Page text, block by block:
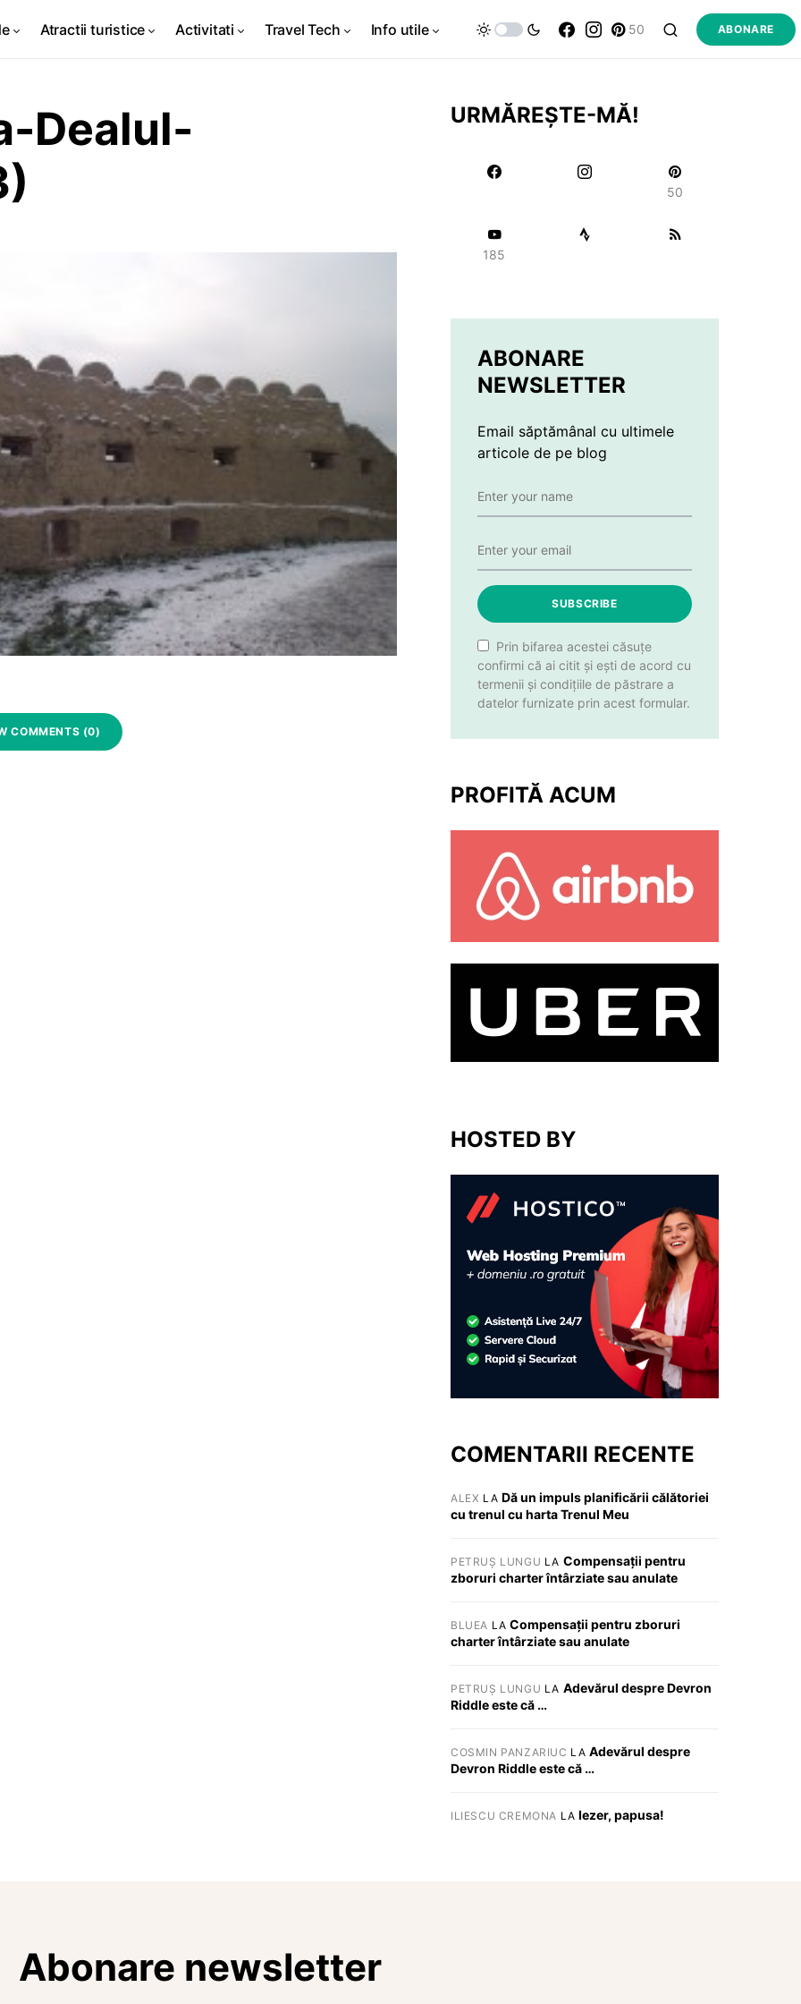
Atractii turistice Activitati Travel Tech Info utile 50 ABONARE
Dealul-
COMMENTS (0)
URMĂREȘTE-MĂ!
50
185
ABONARE
NEWSLETTER
Email săptămânal cu ultimele
articole de pe blog
SUBSCRIBE
Prin bifarea acestei căsuțe
confirmi că ai citit și ești de acord cu
termenii și condițiile de păstrare a
datelor furnizate prin acest formular.
PROFITĂ ACUM
HOSTED BY
COMENTARII RECENTE
ALEX LA Dă un impuls planificării călătoriei
cu trenul cu harta Trenul Meu
PETRUȘ LUNGU LA Compensații pentru
zboruri charter întârziate sau anulate
BLUEA LACompensații pentru zboruri
charter întârziate sau anulate
PETRUȘ LUNGU LA Adevărul despre Devron
Riddle este că …
COSMIN PANZARIUC LA Adevărul despre
Devron Riddle este că …
ILIESCU CREMONA LA Iezer, papusa!
Abonare newsletter